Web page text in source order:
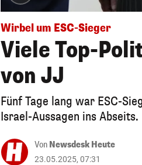
Wirbel um ESC-Sieger
Viele Top-
von JJ
Fünf Tage lang war ESC-
Israel-Aussagen ins
Von Newsdesk Heute
23.05.2025, 07:31